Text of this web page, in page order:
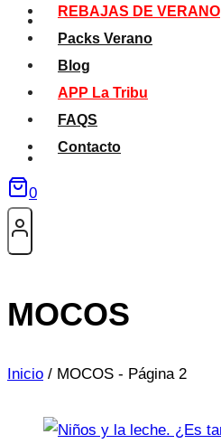
REBAJAS DE VERANO
Packs Verano
Blog
APP La Tribu
FAQS
Contacto
0
MOCOS
Inicio / MOCOS - Página 2